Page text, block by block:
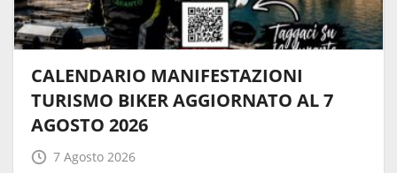
CALENDARIO MANIFESTAZIONI
TURISMO BIKER AGGIORNATO AL 7
AGOSTO 2026
7 Agosto 2026